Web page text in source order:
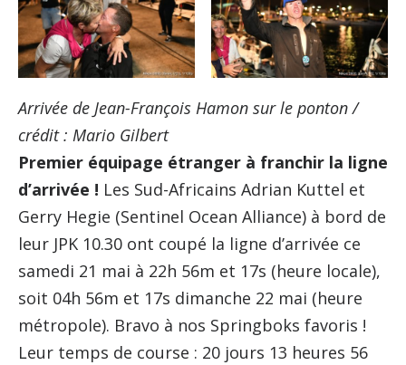
Arrivée de Jean-François Hamon sur le ponton /
crédit : Mario Gilbert
Premier équipage étranger à franchir la ligne
d’arrivée ! Les Sud-Africains Adrian Kuttel et
Gerry Hegie (Sentinel Ocean Alliance) à bord de
leur JPK 10.30 ont coupé la ligne d’arrivée ce
samedi 21 mai à 22h 56m et 17s (heure locale),
soit 04h 56m et 17s dimanche 22 mai (heure
métropole). Bravo à nos Springboks favoris !
Leur temps de course : 20 jours 13 heures 56